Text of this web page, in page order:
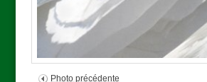
Photo précédente